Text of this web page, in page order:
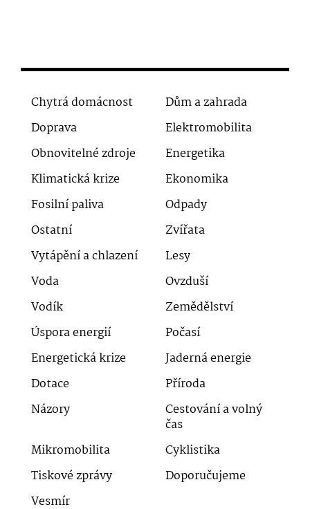
Chytrá domácnost
Dům a zahrada
Doprava
Elektromobilita
Obnovitelné zdroje
Energetika
Klimatická krize
Ekonomika
Fosilní paliva
Odpady
Ostatní
Zvířata
Vytápění a chlazení
Lesy
Voda
Ovzduší
Vodík
Zemědělství
Úspora energií
Počasí
Energetická krize
Jaderná energie
Dotace
Příroda
Názory
Cestování a volný
čas
Mikromobilita
Cyklistika
Tiskové zprávy
Doporučujeme
Vesmír